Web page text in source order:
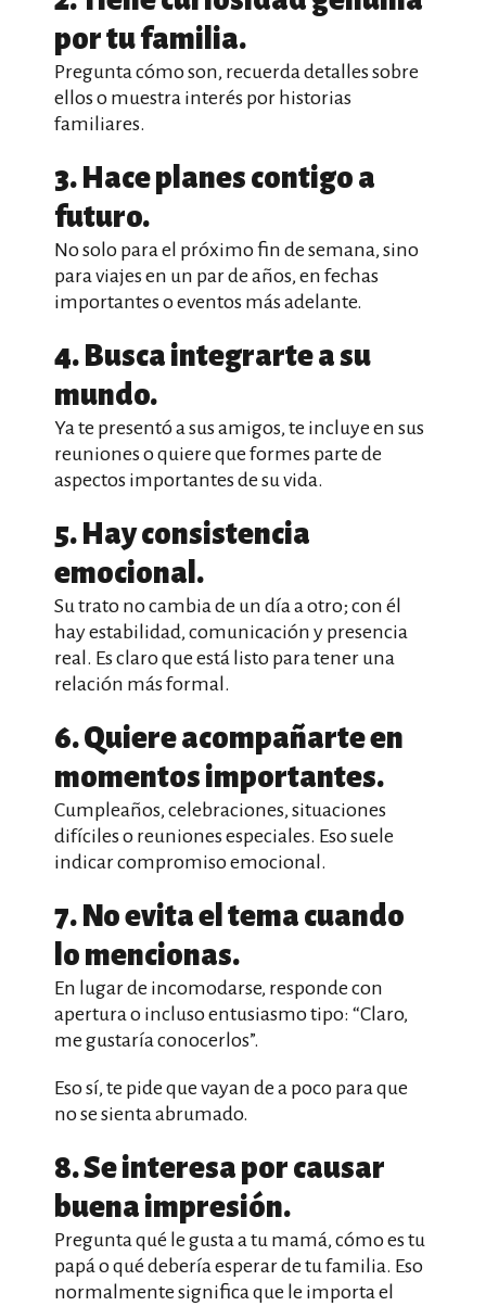
por tu familia.
Pregunta cómo son, recuerda detalles sobre
ellos o muestra interés por historias
familiares.
3. Hace planes contigo a
futuro.
No solo para el próximo fin de semana, sino
para viajes en un par de años, en fechas
importantes o eventos más adelante.
4. Busca integrarte a su
mundo.
Ya te presentó a sus amigos, te incluye en sus
reuniones o quiere que formes parte de
aspectos importantes de su vida.
5. Hay consistencia
emocional.
Su trato no cambia de un día a otro; con él
hay estabilidad, comunicación y presencia
real. Es claro que está listo para tener una
relación más formal.
6. Quiere acompañarte en
momentos importantes.
Cumpleaños, celebraciones, situaciones
difíciles o reuniones especiales. Eso suele
indicar compromiso emocional.
7. No evita el tema cuando
lo mencionas.
En lugar de incomodarse, responde con
apertura o incluso entusiasmo tipo: “Claro,
me gustaría conocerlos”.
Eso sí, te pide que vayan de a poco para que
no se sienta abrumado.
8. Se interesa por causar
buena impresión.
Pregunta qué le gusta a tu mamá, cómo es tu
papá o qué debería esperar de tu familia. Eso
normalmente significa que le importa el